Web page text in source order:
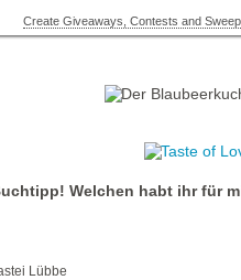
Welchen habt ihr für
Lübbe